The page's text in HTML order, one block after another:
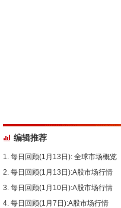
编辑推荐
每日回顾(1月13日): 全球市场概览
每日回顾(1月13日):A股市场行情
每日回顾(1月10日):A股市场行情
每日回顾(1月7日):A股市场行情